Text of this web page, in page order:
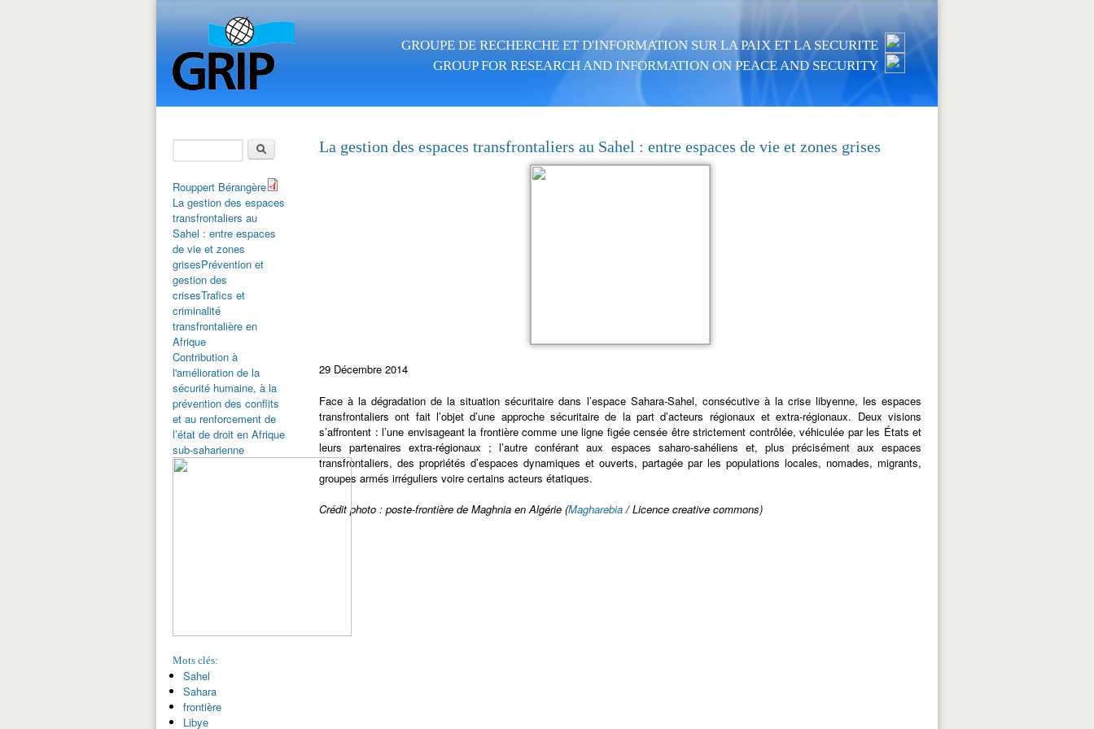
GROUPE DE RECHERCHE ET D'INFORMATION SUR LA PAIX ET LA SECURITE
GROUP FOR RESEARCH AND INFORMATION ON PEACE AND SECURITY
La gestion des espaces transfrontaliers au Sahel : entre espaces de vie et zones grises
29 Décembre 2014
Face à la dégradation de la situation sécuritaire dans l’espace Sahara-Sahel, consécutive à la crise libyenne, les espaces
transfrontaliers ont fait l’objet d’une approche sécuritaire de la part d’acteurs régionaux et extra-régionaux. Deux visions
s’affrontent : l’une envisageant la frontière comme une ligne figée censée être strictement contrôlée, véhiculée par les États et
leurs partenaires extra-régionaux ; l’autre conférant aux espaces saharo-sahéliens et, plus précisément aux espaces
transfrontaliers, des propriétés d’espaces dynamiques et ouverts, partagée par les populations locales, nomades, migrants,
groupes armés irréguliers voire certains acteurs étatiques.
Crédit photo : poste-frontière de Maghnia en Algérie (Magharebia/ Licence creative commons)
Formulaire de
recherche
Rouppert Bérangère
La gestion des espaces
transfrontaliers au
Sahel : entre espaces
de vie et zones
grisesPrévention et
gestion des
crisesTrafics et
criminalité
transfrontalière en
Afrique
Contribution à
l'amélioration de la
sécurité humaine, à la
prévention des conflits
et au renforcement de
l’état de droit en Afrique
sub-saharienne
Mots clés:
Sahel
Sahara
frontière
Libye